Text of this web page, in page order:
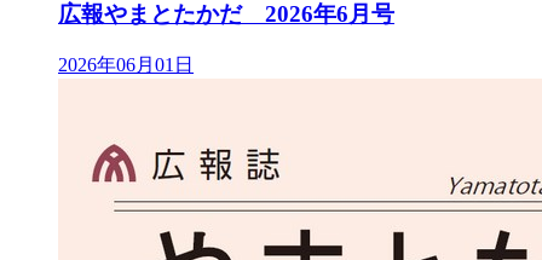
広報やまとたかだ 2026年6月号
2026年06月01日